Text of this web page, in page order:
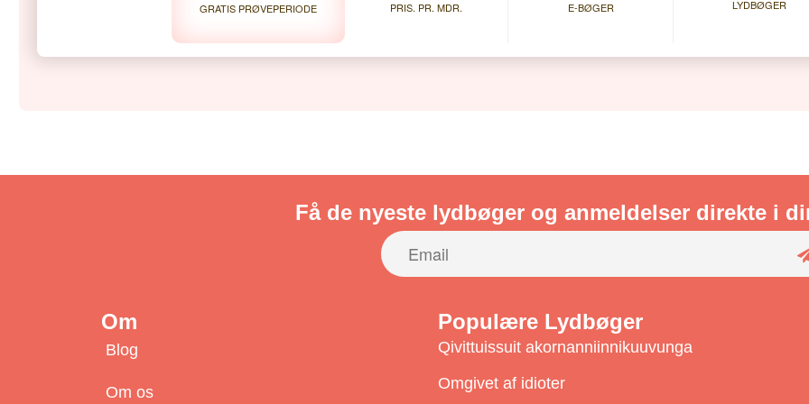
GRATIS PRØVEPERIODE PRIS. PR. MDR. E-BØGER LYDBØGER
Få de nyeste lydbøger og anmeldelser direkte i
Om
Blog
Om os
Populære Lydbøger
Qivittuissuit akornanniinnikuuvunga
Omgivet af idioter